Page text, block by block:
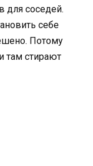
для соседей.
себе
Потому
там стирают